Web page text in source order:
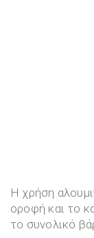
Η χρήση
οροφή και το
το συνολικό